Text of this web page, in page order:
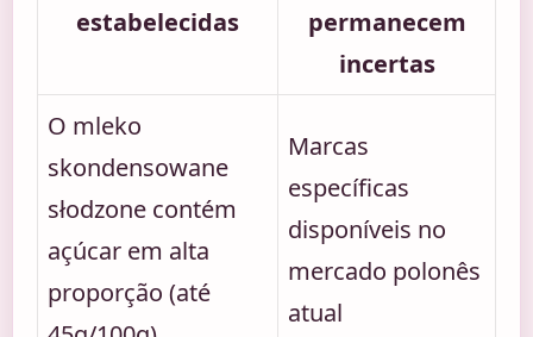
estabelecidas
permanecem
incertas
O mleko
skondensowane
słodzone contém
açúcar em alta
proporção (até
Marcas
específicas
disponíveis no
mercado polonês
atual